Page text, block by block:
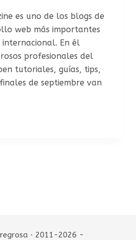
es uno de los blogs de
web más importantes
En él
profesionales del
tutoriales, guías, tips,
de septiembre van
· 2011-2026 -